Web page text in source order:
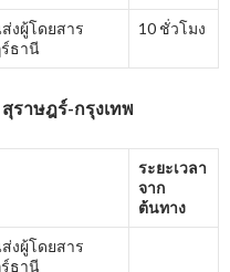
งผู้โดยสาร
ธานี
10 ชั่วโมง
สุราษฎร์-กรุงเทพ
ระยะเวลา
จาก
ต้นทาง
งผู้โดยสาร
ธานี